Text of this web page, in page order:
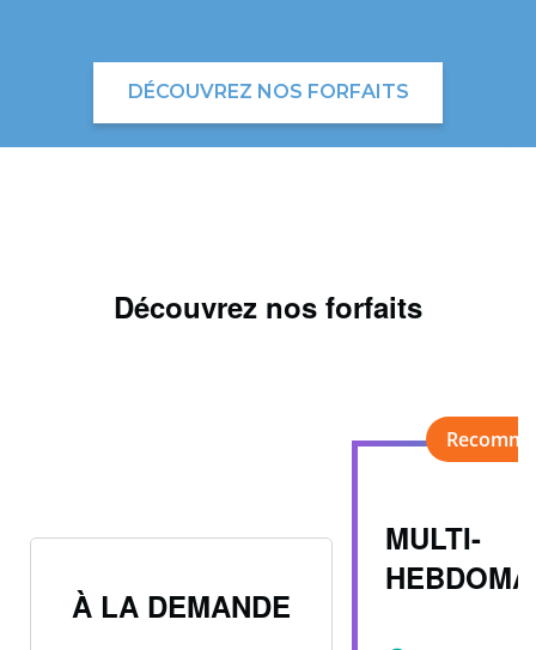
DÉCOUVREZ NOS FORFAITS
Découvrez nos forfaits
MULTI-
À LA DEMANDE